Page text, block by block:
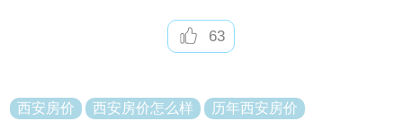
63
西安房价 西安房价怎么样 历年西安房价